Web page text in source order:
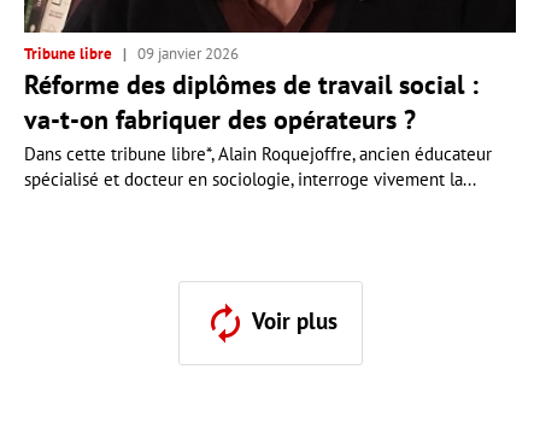
Tribune libre 09 janvier 2026
Réforme des diplômes de travail social :
va-t-on fabriquer des opérateurs ?
Dans cette tribune libre*, Alain Roquejoffre, ancien éducateur
spécialisé et docteur en sociologie, interroge vivement la...
Voir plus